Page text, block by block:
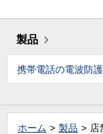
製品
携帯電話の電波防
ホーム 製品 店